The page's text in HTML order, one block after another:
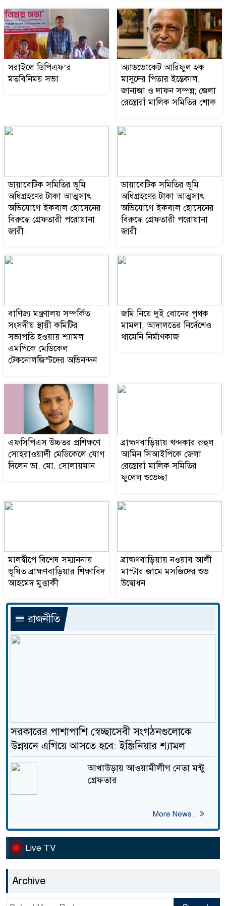
ডায়াবেটিক সমিতির ভূমি
অধিগ্রহণের টাকা আত্মসাৎ
অভিযোগে ইকবাল হোসেনের
বিরুদ্ধে গ্রেফতারী পরোয়ানা
জারী।
৬
বাণিজ্য মন্ত্রণালয় সম্পর্কিত
সংসদীয় স্থায়ী কমিটির সভাপতি
হওয়ায় শ্যামল এমপিকে
অভিনন্দন
থামেনি নির্মাণকাজ
এফসিপিএস উচ্চতর প্রশিক্ষণে
সোহরাওয়ার্দী মেডিকেলে যোগ
দিলেন ডা. মো. সোলায়মান
৯
আমিন সিআইপিকে জেলা রেস্তোরাঁ
১০
সরাইলে ডিপিএফ’র
মতবিনিময় সভা
অ্যাডভোকেট আরিফুল হক
মাসুদের পিতার ইন্তেকাল,
জানাজা ও দাফন সম্পন্ন; জেলা
রেস্তোরাঁ মালিক সমিতির শোক
ডায়াবেটিক সমিতির ভূমি
অধিগ্রহণের টাকা আত্মসাৎ
অভিযোগে ইকবাল হোসেনের
বিরুদ্ধে গ্রেফতারী পরোয়ানা
জারী।
ডায়াবেটিক সমিতির ভূমি
অধিগ্রহণের টাকা আত্মসাৎ
অভিযোগে ইকবাল হোসেনের
বিরুদ্ধে গ্রেফতারী পরোয়ানা
জারী।
বাণিজ্য মন্ত্রণালয় সম্পর্কিত
সংসদীয় স্থায়ী কমিটির
সভাপতি হওয়ায় শ্যামল
এমপিকে মেডিকেল
টেকনোলজিস্টদের অভিনন্দন
জমি নিয়ে দুই বোনের পৃথক
মামলা, আদালতের নির্দেশেও
থামেনি নির্মাণকাজ
এফসিপিএস উচ্চতর প্রশিক্ষণে
সোহরাওয়ার্দী মেডিকেলে যোগ
দিলেন ডা. মো. সোলায়মান
ব্রাহ্মণবাড়িয়ায় খন্দকার রুহুল
আমিন সিআইপিকে জেলা
রেস্তোরাঁ মালিক সমিতির
ফুলেল শুভেচ্ছা
মালদ্বীপে বিশেষ সম্মাননায়
ভূষিত ব্রাহ্মণবাড়িয়ার শিক্ষাবিদ
আহমেদ মুত্তাকী
ব্রাহ্মণবাড়িয়ায় নওয়াব আলী
মাস্টার জামে মসজিদের শুভ
উদ্বোধন
রাজনীতি
সরকারের পাশাপাশি স্বেচ্ছাসেবী সংগঠনগুলোকে
উন্নয়নে এগিয়ে আসতে হবে: ইঞ্জিনিয়ার শ্যামল
আখাউড়ায় আওয়ামীলীগ নেতা মন্টু
গ্রেফতার
More News..
Live TV
Archive